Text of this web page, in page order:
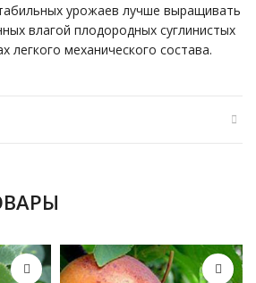
урожаев лучше выращивать
влагой плодородных суглинистых
легкого механического состава.